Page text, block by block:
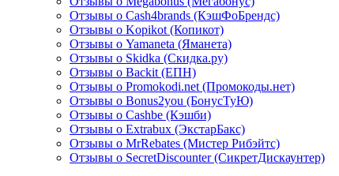
Отзывы о Cash4brands (КэшФоБрендс)
Отзывы о Kopikot (Копикот)
Отзывы о Yamaneta (Яманета)
Отзывы о Skidka (Скидка.ру)
Отзывы о Backit (ЕПН)
Отзывы о Promokodi.net (Промокоды.нет)
Отзывы о Bonus2you (БонусТуЮ)
Отзывы о Cashbe (Кэшби)
Отзывы о Extrabux (ЭкстарБакс)
Отзывы о MrRebates (Мистер Рибэйтс)
Отзывы о SecretDiscounter (СикретДискаунтер)